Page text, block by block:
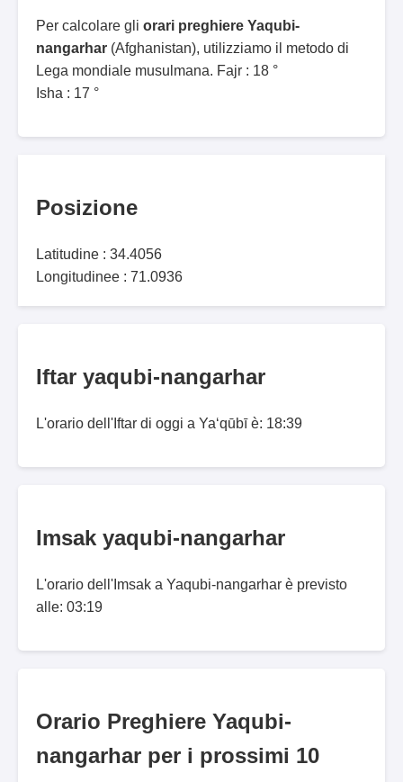
Per calcolare gli orari preghiere Yaqubi-
nangarhar (Afghanistan), utilizziamo il metodo di
Lega mondiale musulmana. Fajr : 18 °
Isha : 17 °
Posizione
Latitudine : 34.4056
Longitudinee : 71.0936
Iftar yaqubi-nangarhar
L'orario dell'Iftar di oggi a Ya‘qūbī è: 18:39
Imsak yaqubi-nangarhar
L'orario dell'Imsak a Yaqubi-nangarhar è previsto
alle: 03:19
Orario Preghiere Yaqubi-
nangarhar per i prossimi 10